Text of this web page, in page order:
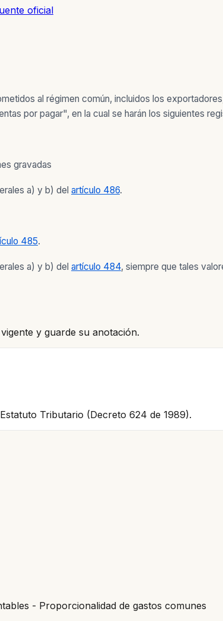
oficial
al régimen común, incluidos los
por pagar", en la cual se harán los siguientes
gravadas
a) y b) del artículo 486.
485.
a) y b) del artículo 484, siempre que tales
y guarde su anotación.
Tributario (Decreto 624 de 1989).
- Proporcionalidad de gastos comunes